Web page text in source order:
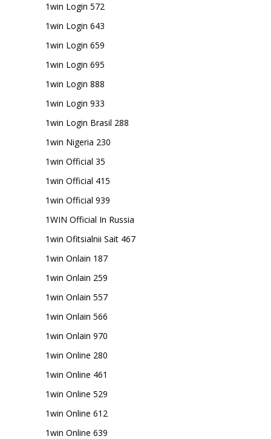
1win Login 572
1win Login 643
1win Login 659
1win Login 695
1win Login 888
1win Login 933
1win Login Brasil 288
1win Nigeria 230
1win Official 35
1win Official 415
1win Official 939
1WIN Official In Russia
1win Ofitsialnii Sait 467
1win Onlain 187
1win Onlain 259
1win Onlain 557
1win Onlain 566
1win Onlain 970
1win Online 280
1win Online 461
1win Online 529
1win Online 612
1win Online 639